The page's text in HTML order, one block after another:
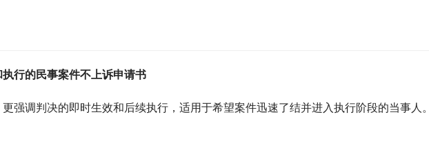
行的民事案件不上诉申请书
强调判决的即时生效和后续执行，适用于希望案件迅速了结并进入执行阶段的当事人